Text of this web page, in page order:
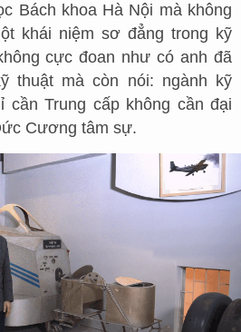
Bách khoa Hà Nội mà không
khái niệm sơ đẳng trong kỹ
cực đoan như có anh đã
thuật mà còn nói: ngành kỹ
cần Trung cấp không cần đại
Cương tâm sự.